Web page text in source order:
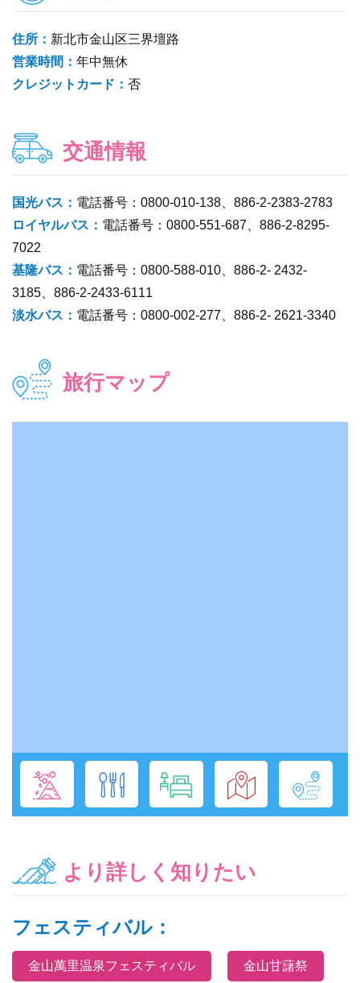
住所： 新北市金山区三界壇路
営業時間： 年中無休
クレジットカード： 否
交通情報
国光バス： 電話番号：0800-010-138、886-2-2383-2783
ロイヤルバス： 電話番号：0800-551-687、886-2-8295-
7022
基隆バス： 電話番号：0800-588-010、886-2- 2432-
3185、886-2-2433-6111
淡水バス： 電話番号：0800-002-277、886-2- 2621-3340
旅行マップ
より詳しく知りたい
フェスティバル：
金山萬里温泉フェスティバル 金山甘藷祭